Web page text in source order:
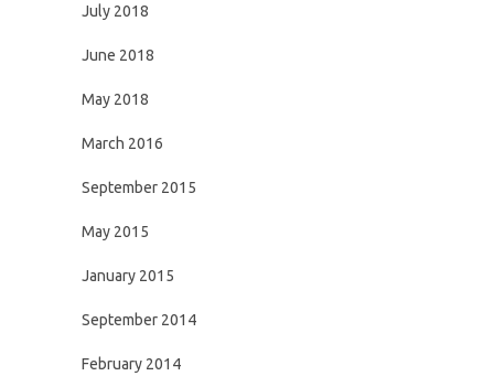
July 2018
June 2018
May 2018
March 2016
September 2015
May 2015
January 2015
September 2014
February 2014